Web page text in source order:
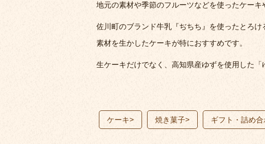
地元の素材や季節のフルーツなどを使ったケーキ
佐川町のブランド牛乳『ぢちち』を使ったとろ
素材を生かしたケーキが特におすすめです。
生ケーキだけでなく、高知県産ゆずを使用した
ケーキ> 焼き菓子> ギフト・詰め